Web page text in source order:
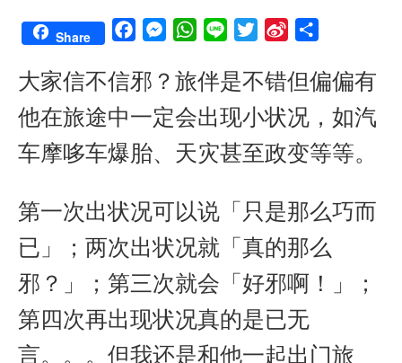
Share
c
b
o
o
s
e
r
W
a
s
A
p
n
i
t
e
n
W
e
o
a
e
大家信不信邪？旅伴是不错但偏偏有
他在旅途中一定会出现小状况，如汽
车摩哆车爆胎、天灾甚至政变等等。
第一次出状况可以说「只是那么巧而
已」；两次出状况就「真的那么
邪？」；第三次就会「好邪啊！」；
第四次再出现状况真的是已无
言。。。但我还是和他一起出门旅